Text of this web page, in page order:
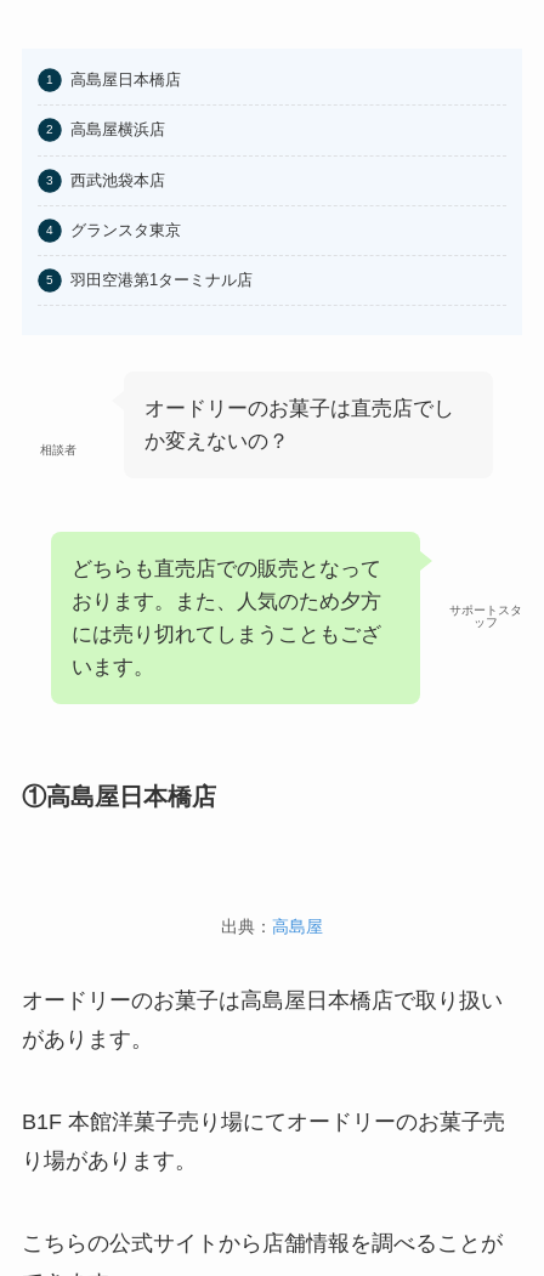
セリアなど取扱店まとめ
こに売ってる？任天堂ストアや
あわせて読みたい
ビエネッタアイスはどこで買え
高島屋日本橋店
高島屋横浜店
西武池袋本店
グランスタ東京
羽田空港第1ターミナル店
相談者
オードリーのお菓子は直売店でし
か変えないの？
サポートスタ
ッフ
どちらも直売店での販売となって
おります。また、人気のため夕方
には売り切れてしまうこともござ
います。
①高島屋日本橋店
出典： 高島屋
オードリーのお菓子は高島屋日本橋店で取り扱い
があります。
B1F 本館洋菓子売り場にてオードリーのお菓子売
り場があります。
こちらの公式サイトから店舗情報を調べることが